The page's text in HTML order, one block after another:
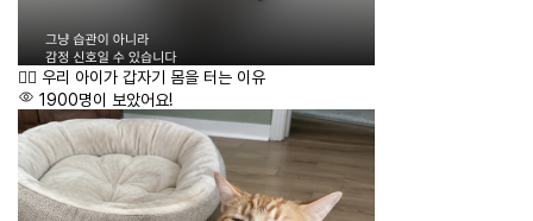
🙂‍↔️ 우리 아이가 갑자기 몸을 터는 이유
1900명이 보았어요!